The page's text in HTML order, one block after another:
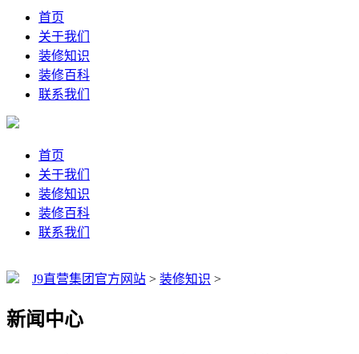
首页
关于我们
装修知识
装修百科
联系我们
首页
关于我们
装修知识
装修百科
联系我们
J9直营集团官方网站 > 装修知识 >
新闻中心